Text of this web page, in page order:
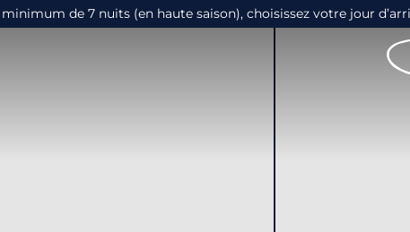
de 7 nuits (en haute saison), choisissez votre jour